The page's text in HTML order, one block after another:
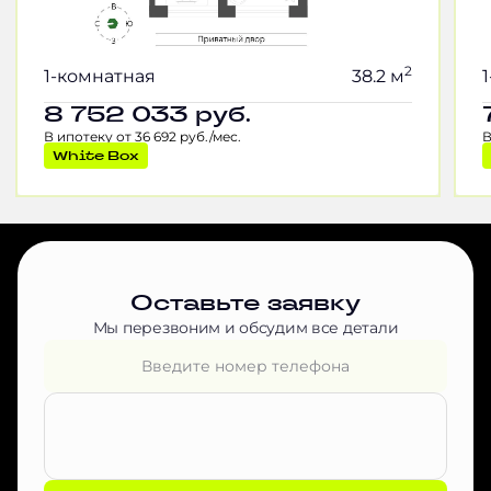
1-комнатная 38.2 м2
8 752 033 руб.
В ипотеку от 36 692 руб./мес.
White Box
Оставьте заявку
Мы перезвоним и обсудим все детали